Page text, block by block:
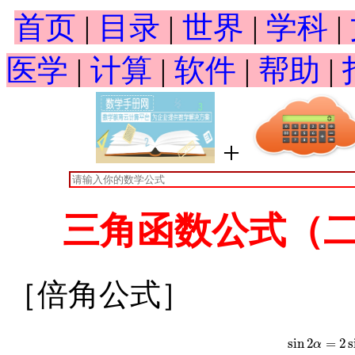
首页 | 目录 | 世界 | 学科 |
医学 | 计算 | 软件 | 帮助 |
+
三角函数公式（
［倍角公式］
sin2α = 2
sin 2α=2